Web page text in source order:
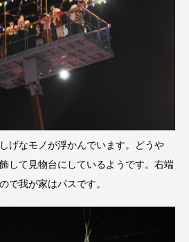
げなモノが浮かんでいます。どうや
して見物台にしているようです。右端
で我が家はパスです。